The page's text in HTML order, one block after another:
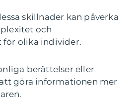
skillnader kan påverka
och
olika individer.
berättelser eller
göra informationen mer